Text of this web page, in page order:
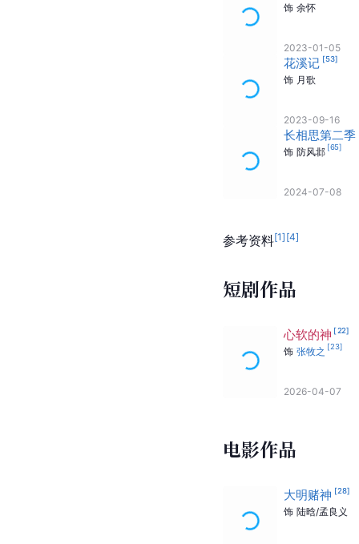
饰 余怀
2023-01-05
花溪记 [53]
饰 月歌
2023-09-16
长相思第二季
饰 防风邶 [65]
2024-07-08
参考资料[1] [4]
短剧作品
心软的神 [22]
饰 张牧之 [23]
2026-04-07
电影作品
大明赌神 [28]
饰 陆晗/孟良义